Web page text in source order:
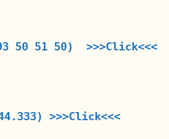
50 51 50) >>>Click<<<
>>>Click<<<